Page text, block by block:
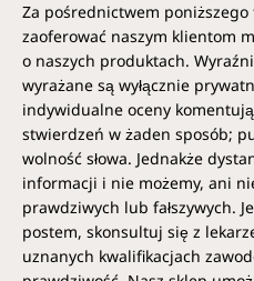
Za pośrednictwem
zaoferować naszym klientom
o naszych produktach.
wyrażane są wyłącznie
indywidualne oceny
stwierdzeń w żaden sposób;
wolność słowa. Jednakże
informacji i nie możemy, ani
prawdziwych lub fałszywych.
postem, skonsultuj się z
uznanych kwalifikacjach